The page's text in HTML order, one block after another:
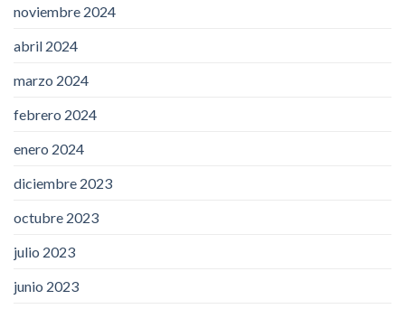
noviembre 2024
abril 2024
marzo 2024
febrero 2024
enero 2024
diciembre 2023
octubre 2023
julio 2023
junio 2023